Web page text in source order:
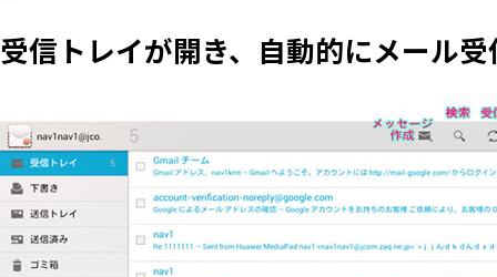
受信トレイが開き、自動的にメール